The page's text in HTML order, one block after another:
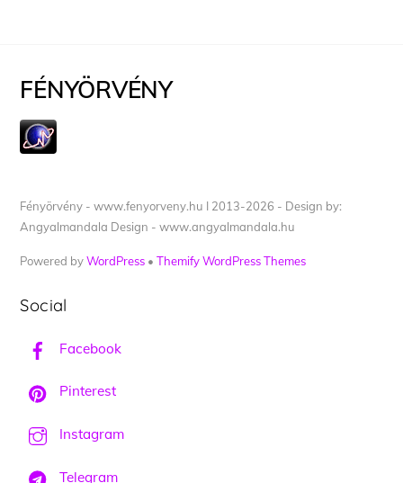
FÉNYÖRVÉNY
Fényörvény - www.fenyorveny.hu I 2013-2026 - Design by:
Angyalmandala Design - www.angyalmandala.hu
Powered byWordPress •Themify WordPress Themes
Social
Facebook
Pinterest
Instagram
Telegram